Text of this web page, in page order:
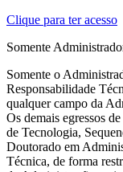
Clique para ter acesso
Somente
Somente o
Responsabilidade
qualquer campo da
Os demais egressos
de Tecnologia,
Doutorado em
Técnica, de forma